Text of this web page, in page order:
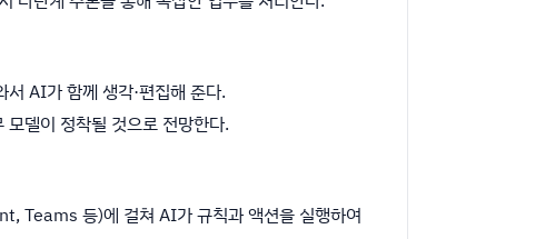
AI가 함께 생각·편집해 준다.
델이 정착될 것으로 전망한다.
Teams 등)에 걸쳐 AI가 규칙과 액션을 실행하여